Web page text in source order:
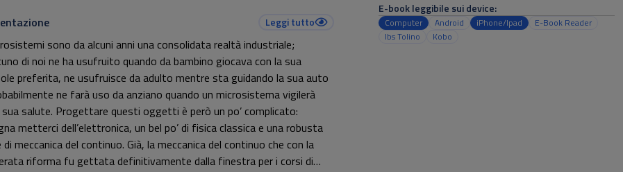
Leggi tutto
sono da alcuni anni una consolidata realtà industriale;
di noi ne ha usufruito quando da bambino giocava con la sua
preferita, ne usufruisce da adulto mentre sta guidando la sua auto
ne farà uso da anziano quando un microsistema vigilerà
sua salute. Progettare questi oggetti è però un po’ complicato:
metterci dell’elettronica, un bel po’ di fisica classica e una robusta
di meccanica del continuo. Già, la meccanica del continuo che con la
riforma fu gettata definitivamente dalla finestra per i corsi di
E-book leggibile sui device:
Computer Android iPhone/Ipad
E-Book Reader
Ibs Tolino
Kobo